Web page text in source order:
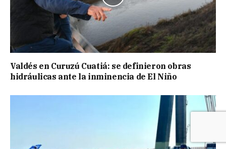
Valdés en Curuzú Cuatiá: se definieron obras
hidráulicas ante la inminencia de El Niño